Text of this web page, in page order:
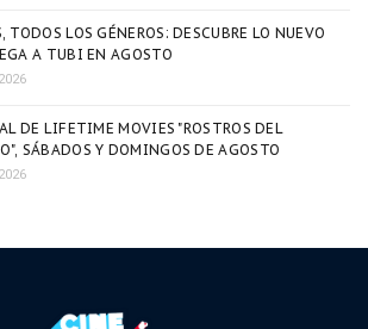
TODOS LOS GÉNEROS: DESCUBRE LO NUEVO
A TUBI EN AGOSTO
DE LIFETIME MOVIES "ROSTROS DEL
SÁBADOS Y DOMINGOS DE AGOSTO